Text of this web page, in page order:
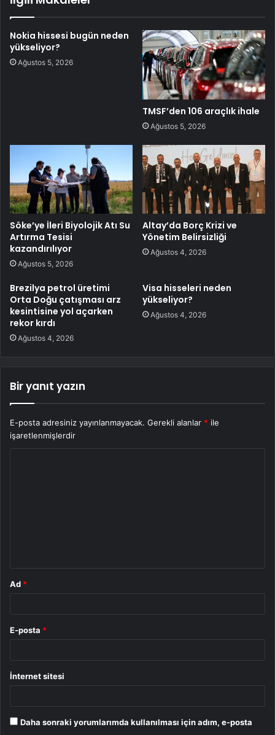
Nokia hissesi bugün neden
yükseliyor?
Ağustos 5, 2026
TMSF’den 106 araçlık ihale
Ağustos 5, 2026
Söke’ye İleri Biyolojik Atı Su
Artırma Tesisi
kazandırılıyor
Ağustos 5, 2026
Altay’da Borç Krizi ve
Yönetim Belirsizliği
Ağustos 4, 2026
Brezilya petrol üretimi
Orta Doğu çatışması arz
kesintisine yol açarken
rekor kırdı
Ağustos 4, 2026
Visa hisseleri neden
yükseliyor?
Ağustos 4, 2026
Bir yanıt yazın
E-posta adresiniz yayınlanmayacak. Gerekli alanlar * ile
işaretlenmişlerdir
Ad *
E-posta *
İnternet sitesi
Daha sonraki yorumlarımda kullanılması için adım, e-posta